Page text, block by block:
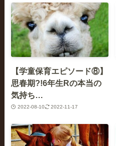
【学童保育エピソード⑧】
思春期?!6年生Rの本当の
気持ち…
2022-08-10 2022-11-17